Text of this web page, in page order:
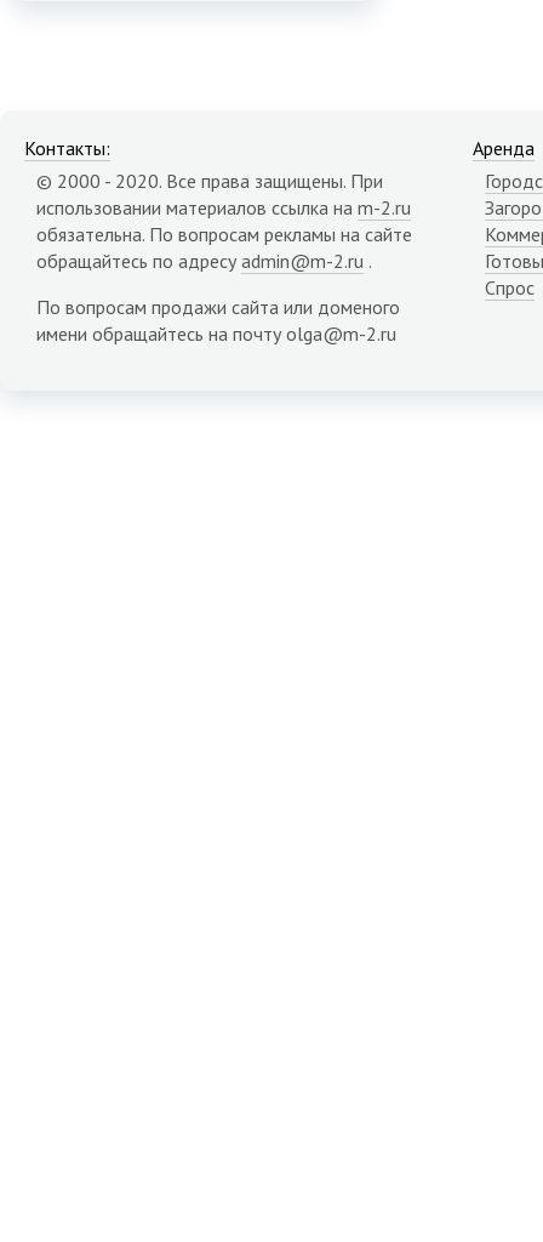
Контакты:
© 2000 - 2020. Все права защищены. При
использовании материалов ссылка на m-2.ru
обязательна. По вопросам рекламы на сайте
обращайтесь по адресу admin@m-2.ru .
По вопросам продажи сайта или доменого
имени обращайтесь на почту olga@m-2.ru
Аренда
Спрос